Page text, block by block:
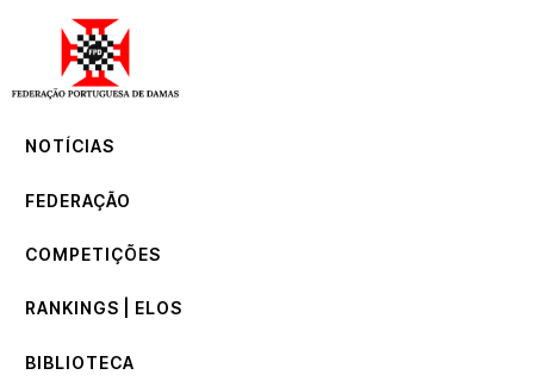
NOTÍCIAS
FEDERAÇÃO
COMPETIÇÕES
RANKINGS | ELOS
BIBLIOTECA